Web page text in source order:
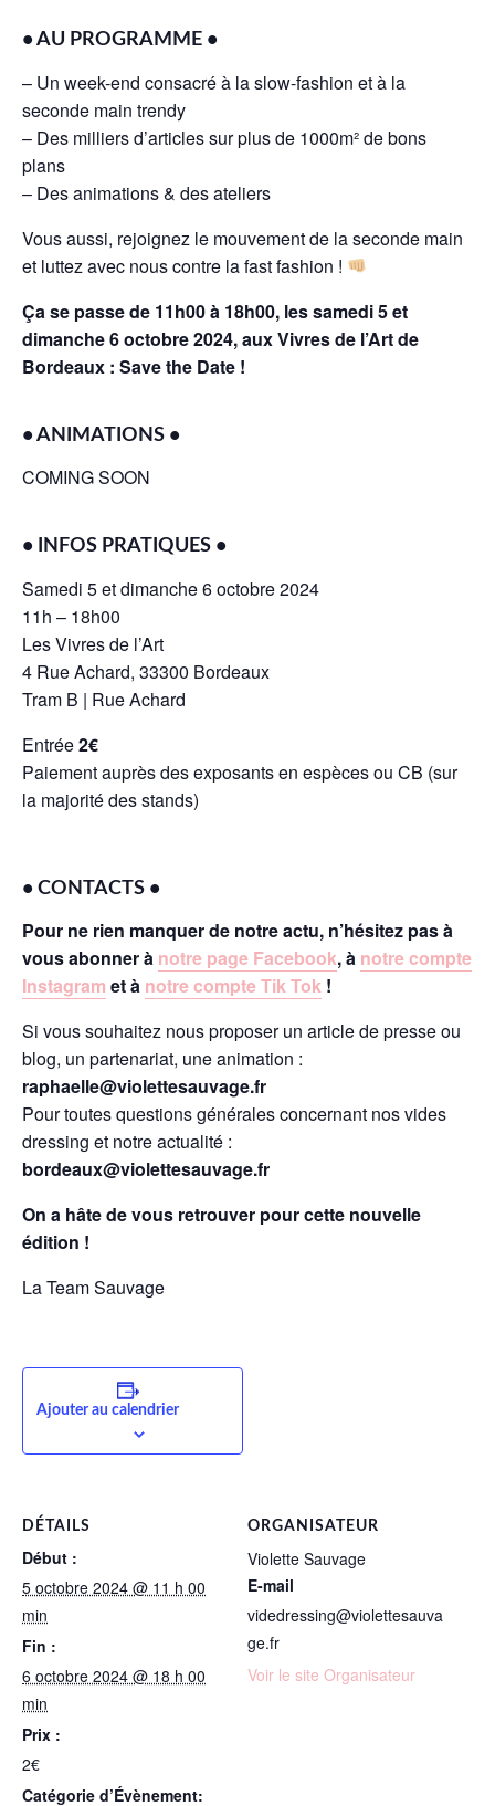
• AU PROGRAMME •
– Un week-end consacré à la slow-fashion et à la
seconde main trendy
– Des milliers d’articles sur plus de 1000m² de bons
plans
– Des animations & des ateliers
Vous aussi, rejoignez le mouvement de la seconde main
et luttez avec nous contre la fast fashion !
Ça se passe de 11h00 à 18h00, les samedi 5 et
dimanche 6 octobre 2024, aux Vivres de l’Art de
Bordeaux : Save the Date !
• ANIMATIONS •
COMING SOON
• INFOS PRATIQUES •
Samedi 5 et dimanche 6 octobre 2024
11h – 18h00
Les Vivres de l’Art
4 Rue Achard, 33300 Bordeaux
Tram B | Rue Achard
Entrée2€
Paiement auprès des exposants en espèces ou CB (sur
la majorité des stands)
• CONTACTS •
Pour ne rien manquer de notre actu, n’hésitez pas à
vous abonner à notre page Facebook, à notre compte
Instagram et à notre compte Tik Tok !
Si vous souhaitez nous proposer un article de presse ou
blog, un partenariat, une animation :
raphaelle@violettesauvage.fr
Pour toutes questions générales concernant nos vides
dressing et notre actualité :
bordeaux@violettesauvage.fr
On a hâte de vous retrouver pour cette nouvelle
édition !
La Team Sauvage
Ajouter au calendrier
DÉTAILS
Début :
5 octobre 2024 @ 11 h 00
min
Fin :
6 octobre 2024 @ 18 h 00
min
Prix :
2€
Catégorie d’Évènement:
ORGANISATEUR
Violette Sauvage
E-mail
videdressing@violettesauva
ge.fr
Voir le site Organisateur